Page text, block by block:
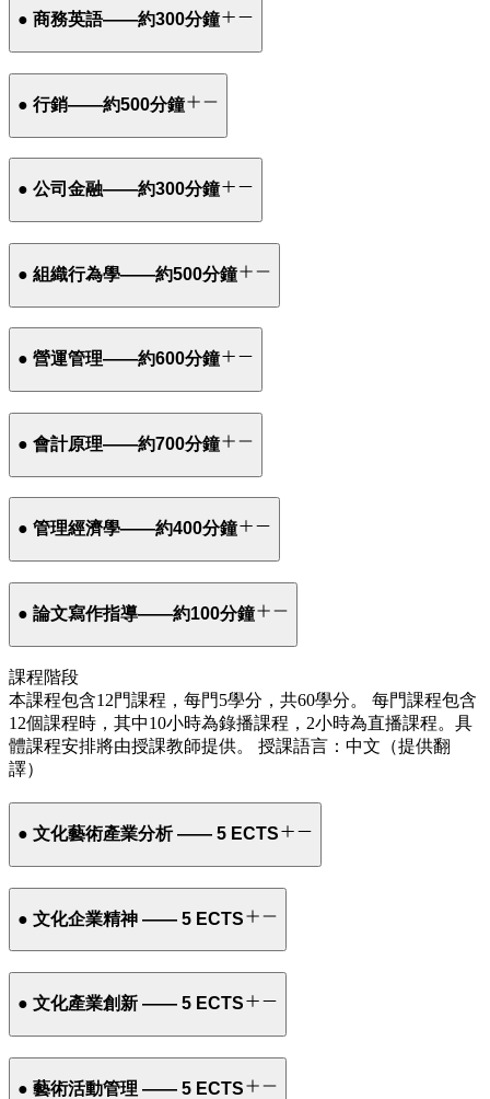
● 商務英語——約300分鐘
● 行銷——約500分鐘
● 公司金融——約300分鐘
● 組織行為學——約500分鐘
● 營運管理——約600分鐘
● 會計原理——約700分鐘
● 管理經濟學——約400分鐘
● 論文寫作指導——約100分鐘
課程階段
本課程包含12門課程，每門5學分，共60學分。 每門課程包含
12個課程時，其中10小時為錄播課程，2小時為直播課程。具
體課程安排將由授課教師提供。 授課語言：中文（提供翻
譯）
● 文化藝術產業分析 —— 5 ECTS
● 文化企業精神 —— 5 ECTS
● 文化產業創新 —— 5 ECTS
● 藝術活動管理 —— 5 ECTS